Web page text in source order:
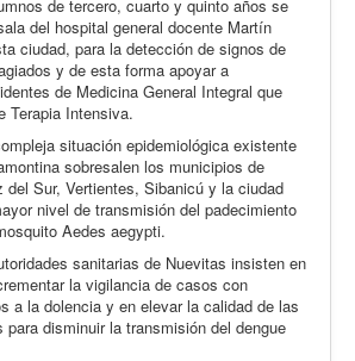
de tercero, cuarto y quinto años se
del hospital general docente Martín
ciudad, para la detección de signos de
y de esta forma apoyar a
de Medicina General Integral que
Terapia Intensiva.
situación epidemiológica existente
sobresalen los municipios de
del Sur, Vertientes, Sibanicú y la ciudad
nivel de transmisión del padecimiento
Aedes aegypti.
sanitarias de Nuevitas insisten en
la vigilancia de casos con
a la dolencia y en elevar la calidad de las
disminuir la transmisión del dengue